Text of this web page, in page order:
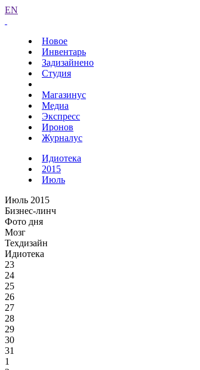
EN
Новое
Инвентарь
Задизайнено
Студия
Магазинус
Медиа
Экспресс
Иронов
Журналус
Идиотека
2015
Июль
Июль 2015
Бизнес-линч
Фото дня
Мозг
Техдизайн
Идиотека
23
24
25
26
27
28
29
30
31
1